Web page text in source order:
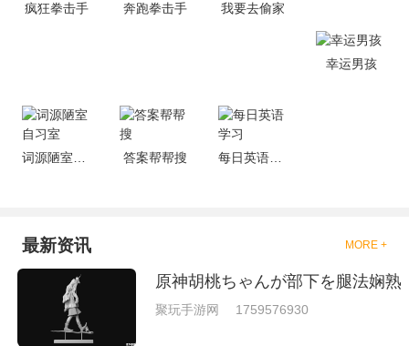
够去进行体验的，我们也是能够
就是收集了一些有意思的拳击游
戏，相信你们一定会喜欢的。
疯狂拳击手 奔跑拳击手 我要去偷家
幸运男孩
答案帮帮搜 每日英语学习
最新资讯 MORE +
原神胡桃ちゃんが部下を腿法娴熟
聚玩手游网 1759576930